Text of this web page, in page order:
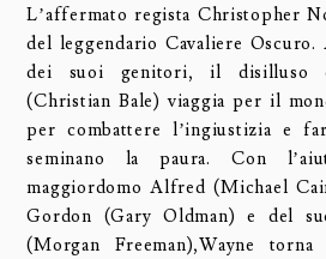
L’affermato regista Christopher
del leggendario Cavaliere
dei suoi genitori, il disilluso
(Christian Bale) viaggia per il
per combattere l’ingiustizia e
seminano la paura. Con
maggiordomo Alfred (Michael
Gordon (Gary Oldman) e del
(Morgan Freeman),Wayne